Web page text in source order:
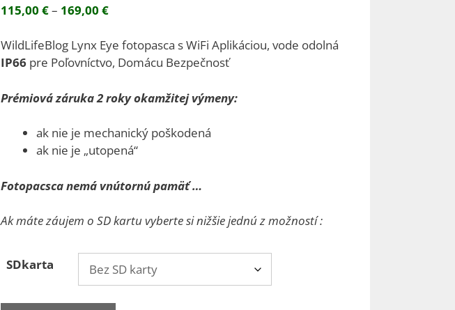
základe
115,00€– 169,00€Price
115,00 €
through
WildLifeBlog Lynx Eye fotopasca s WiFi Aplikáciou, vode odolná
IP66 pre Poľovníctvo, Domácu Bezpečnosť
Prémiová záruka 2 roky okamžitej výmeny:
ak nie je mechanický poškodená
ak nie je „utopená“
Fotopacsca nemá vnútornú pamäť …
Ak máte záujem o SD kartu vyberte si nižšie jednú z možností :
SDkarta